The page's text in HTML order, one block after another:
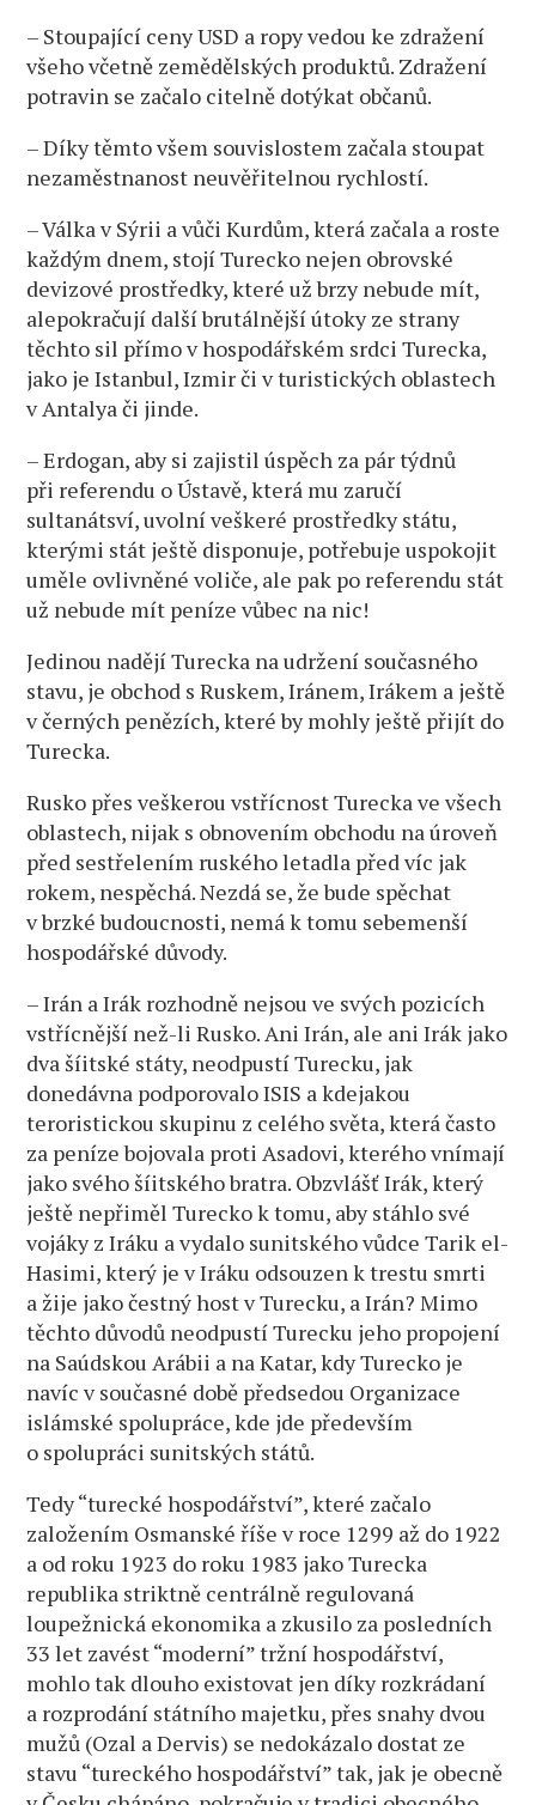
– Stoupající ceny USD a ropy vedou ke zdražení
všeho včetně zemědělských produktů. Zdražení
potravin se začalo citelně dotýkat občanů.
– Díky těmto všem souvislostem začala stoupat
nezaměstnanost neuvěřitelnou rychlostí.
– Válka v Sýrii a vůči Kurdům, která začala a roste
každým dnem, stojí Turecko nejen obrovské
devizové prostředky, které už brzy nebude mít,
alepokračují další brutálnější útoky ze strany
těchto sil přímo v hospodářském srdci Turecka,
jako je Istanbul, Izmir či v turistických oblastech
v Antalya či jinde.
– Erdogan, aby si zajistil úspěch za pár týdnů
při referendu o Ústavě, která mu zaručí
sultanátsví, uvolní veškeré prostředky státu,
kterými stát ještě disponuje, potřebuje uspokojit
uměle ovlivněné voliče, ale pak po referendu stát
už nebude mít peníze vůbec na nic!
Jedinou nadějí Turecka na udržení současného
stavu, je obchod s Ruskem, Iránem, Irákem a ještě
v černých penězích, které by mohly ještě přijít do
Turecka.
Rusko přes veškerou vstřícnost Turecka ve všech
oblastech, nijak s obnovením obchodu na úroveň
před sestřelením ruského letadla před víc jak
rokem, nespěchá. Nezdá se, že bude spěchat
v brzké budoucnosti, nemá k tomu sebemenší
hospodářské důvody.
– Irán a Irák rozhodně nejsou ve svých pozicích
vstřícnější než-li Rusko. Ani Irán, ale ani Irák jako
dva šíitské státy, neodpustí Turecku, jak
donedávna podporovalo ISIS a kdejakou
teroristickou skupinu z celého světa, která často
za peníze bojovala proti Asadovi, kterého vnímají
jako svého šíitského bratra. Obzvlášť Irák, který
ještě nepřiměl Turecko k tomu, aby stáhlo své
vojáky z Iráku a vydalo sunitského vůdce Tarik el-
Hasimi, který je v Iráku odsouzen k trestu smrti
a žije jako čestný host v Turecku, a Irán? Mimo
těchto důvodů neodpustí Turecku jeho propojení
na Saúdskou Arábii a na Katar, kdy Turecko je
navíc v současné době předsedou Organizace
islámské spolupráce, kde jde především
o spolupráci sunitských států.
Tedy “turecké hospodářství”, které začalo
založením Osmanské říše v roce 1299 až do 1922
a od roku 1923 do roku 1983 jako Turecka
republika striktně centrálně regulovaná
loupežnická ekonomika a zkusilo za posledních
33 let zavést “moderní” tržní hospodářství,
mohlo tak dlouho existovat jen díky rozkrádaní
a rozprodání státního majetku, přes snahy dvou
mužů (Ozal a Dervis) se nedokázalo dostat ze
stavu “tureckého hospodářství” tak, jak je obecně